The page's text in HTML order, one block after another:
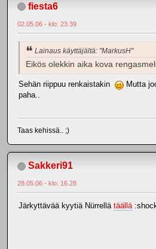
fiesta6
02.05.06 - klo: 23.39
Lainaus käyttäjältä: "MarkusH"
Eikös olekkin aika kova
Sehän riippuu renkaistakin
Mutta
paha..
Taas kehissä.. ;)
Sakkeri91
28.05.06 - klo: 16.28
Järkyttävää kyytiä Nürrellä täällä